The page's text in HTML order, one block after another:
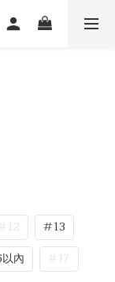
#12
#13
內 #17